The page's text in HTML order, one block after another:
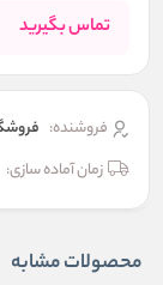
تماس بگیرید
فروشنده:
زمان آماده سازی:
محصولات مشابه